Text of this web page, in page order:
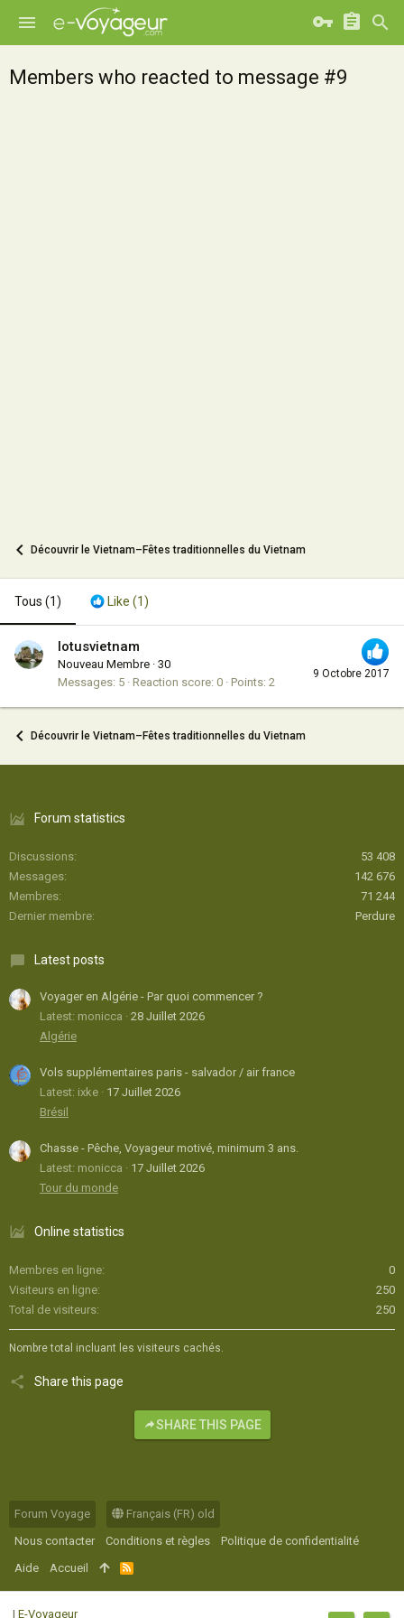
Members who reacted to message #9
Découvrir le Vietnam–Fêtes traditionnelles du Vietnam
Tous (1) Like (1)
9 Octobre 2017
lotusvietnam
Nouveau Membre · 30
Messages 5 Reaction score 0 Points 2
Découvrir le Vietnam–Fêtes traditionnelles du Vietnam
Forum statistics
Discussions
53 408
Messages
142 676
Membres
71 244
Dernier membre
Perdure
Latest posts
Voyager en Algérie - Par quoi commencer ?
Latest: monicca
28 Juillet 2026
Algérie
Vols supplémentaires paris - salvador / air france
Latest: ixke
17 Juillet 2026
Brésil
Chasse - Pêche, Voyageur motivé, minimum 3 ans.
Latest: monicca
17 Juillet 2026
Tour du monde
Online statistics
Membres en ligne
0
Visiteurs en ligne
250
Total de visiteurs
250
Nombre total incluant les visiteurs cachés.
Share this page
SHARE THIS PAGE
Forum Voyage
Français (FR) old
Nous contacter
Conditions et règles
Politique de confidentialité
Aide
Accueil
R
S
| E-Voyageur